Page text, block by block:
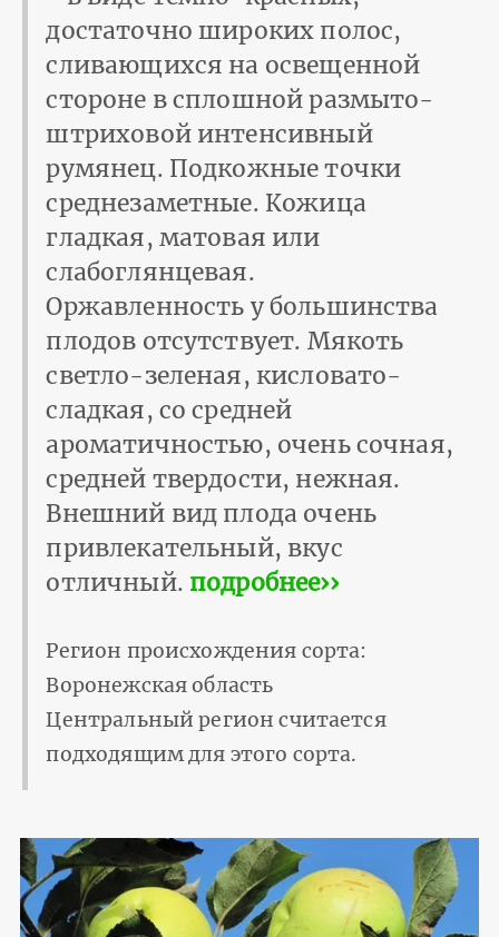
достаточно широких полос,
сливающихся на освещенной
стороне в сплошной размыто-
штриховой интенсивный
румянец. Подкожные точки
среднезаметные. Кожица
гладкая, матовая или
слабоглянцевая.
Оржавленность у большинства
плодов отсутствует. Мякоть
светло-зеленая, кисловато-
сладкая, со средней
ароматичностью, очень сочная,
средней твердости, нежная.
Внешний вид плода очень
привлекательный, вкус
отличный. подробнее››
Регион происхождения сорта:
Воронежская область
Центральный регион считается
подходящим для этого сорта.